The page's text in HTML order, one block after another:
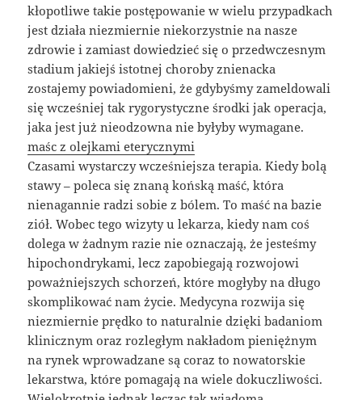
kłopotliwe takie postępowanie w wielu przypadkach
jest działa niezmiernie niekorzystnie na nasze
zdrowie i zamiast dowiedzieć się o przedwczesnym
stadium jakiejś istotnej choroby znienacka
zostajemy powiadomieni, że gdybyśmy zameldowali
się wcześniej tak rygorystyczne środki jak operacja,
jaka jest już nieodzowna nie byłyby wymagane.
maśc z olejkami eterycznymi
Czasami wystarczy wcześniejsza terapia. Kiedy bolą
stawy – poleca się znaną końską maść, która
nienagannie radzi sobie z bólem. To maść na bazie
ziół. Wobec tego wizyty u lekarza, kiedy nam coś
dolega w żadnym razie nie oznaczają, że jesteśmy
hipochondrykami, lecz zapobiegają rozwojowi
poważniejszych schorzeń, które mogłyby na długo
skomplikować nam życie. Medycyna rozwija się
niezmiernie prędko to naturalnie dzięki badaniom
klinicznym oraz rozległym nakładom pieniężnym
na rynek wprowadzane są coraz to nowatorskie
lekarstwa, które pomagają na wiele dokuczliwości.